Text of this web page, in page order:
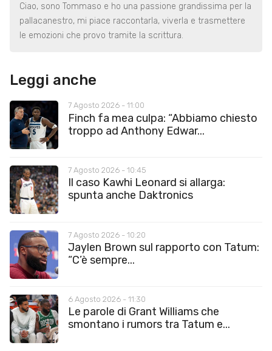
Ciao, sono Tommaso e ho una passione grandissima per la
pallacanestro, mi piace raccontarla, viverla e trasmettere
le emozioni che provo tramite la scrittura.
Leggi anche
7 Agosto 2026 - 11:00
Finch fa mea culpa: “Abbiamo chiesto
troppo ad Anthony Edwar...
7 Agosto 2026 - 10:45
Il caso Kawhi Leonard si allarga:
spunta anche Daktronics
7 Agosto 2026 - 10:20
Jaylen Brown sul rapporto con Tatum:
“C’è sempre...
6 Agosto 2026 - 11:30
Le parole di Grant Williams che
smontano i rumors tra Tatum e...